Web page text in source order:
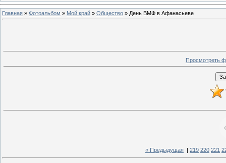
Главная » Фотоальбом » Мой край » Общество » День ВМФ в Афанасьеве
Просмотреть
« Предыдущая 219 220 221